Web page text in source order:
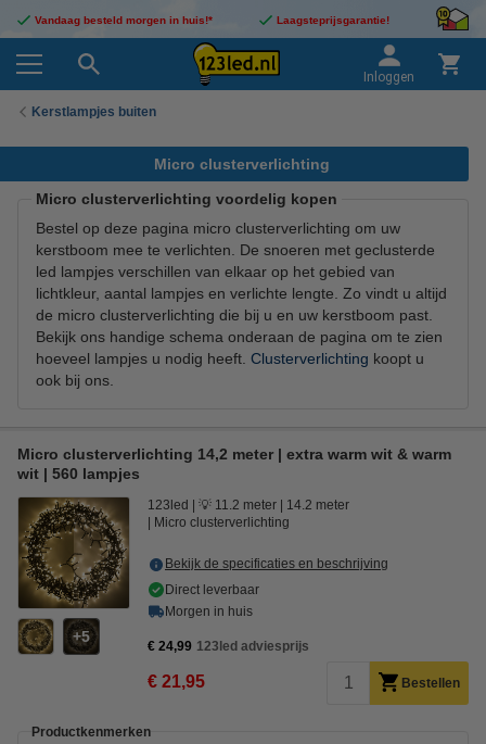
Vandaag besteld morgen in huis!* Laagsteprijsgarantie!
Inloggen
Kerstlampjes buiten
Micro clusterverlichting
Micro clusterverlichting voordelig kopen
Bestel op deze pagina micro clusterverlichting om uw
kerstboom mee te verlichten. De snoeren met geclusterde
led lampjes verschillen van elkaar op het gebied van
lichtkleur, aantal lampjes en verlichte lengte. Zo vindt u altijd
de micro clusterverlichting die bij u en uw kerstboom past.
Bekijk ons handige schema onderaan de pagina om te zien
hoeveel lampjes u nodig heeft. Clusterverlichting koopt u
ook bij ons.
Micro clusterverlichting 14,2 meter | extra warm wit & warm
wit | 560 lampjes
5
123led 💡 11.2 meter
14.2 meter
Micro clusterverlichting
Bekijk de specificaties en beschrijving
Direct leverbaar
Morgen in huis
€ 24,99 123led adviesprijs
€ 21,95 Bestellen
Productkenmerken